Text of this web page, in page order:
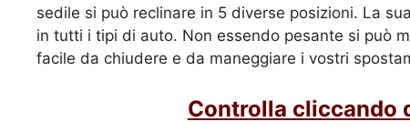
sedile si può reclinare in 5 diverse posizioni. La
in tutti i tipi di auto. Non essendo pesante si può
facile da chiudere e da maneggiare i vostri
Controlla cliccando